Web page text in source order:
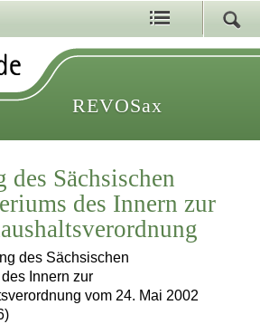
REVOSax
Sächsischen
des Innern zur
des Sächsischen
Innern zur
vom 24. Mai 2002